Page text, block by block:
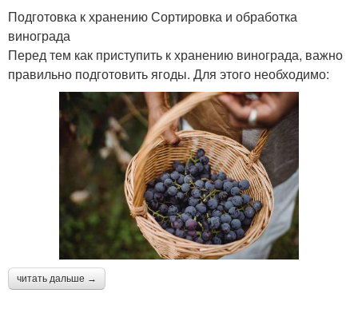
Подготовка к хранению Сортировка и обработка
винограда
Перед тем как приступить к хранению винограда, важно
правильно подготовить ягоды. Для этого необходимо:
читать дальше →